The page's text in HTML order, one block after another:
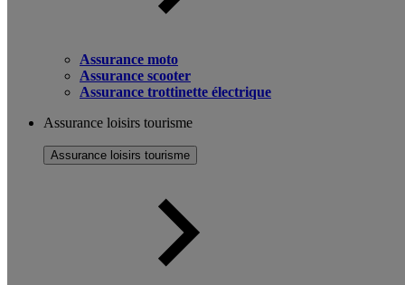
Assurance moto
Assurance scooter
Assurance trottinette électrique
Assurance loisirs tourisme
Assurance loisirs tourisme